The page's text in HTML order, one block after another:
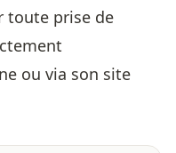
toute prise de
ou via son site